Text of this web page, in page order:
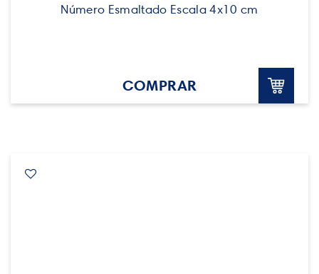
Número Esmaltado Escala 4x10 cm
COMPRAR